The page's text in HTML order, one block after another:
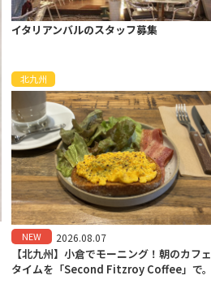
イタリアンバルのスタッフ募集
北九州
NEW 2026.08.07
【北九州】小倉でモーニング！朝のカフェ
タイムを「Second Fitzroy Coffee」で。